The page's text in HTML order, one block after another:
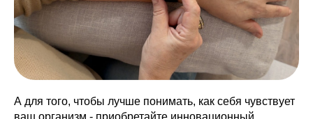
А для того, чтобы лучше понимать, как себя чувствует
ваш организм - приобретайте инновационный